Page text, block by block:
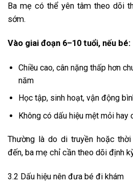
Ba mẹ có thể yên tâm theo dõi
sớm.
Vào giai đoạn 6–10 tuổi, nếu bé:
Chiều cao, cân nặng thấp hơn
năm
Học tập, sinh hoạt, vận động
Không có dấu hiệu mệt mỏi hay
Thường là do di truyền hoặc
đến, ba mẹ chỉ cần theo dõi định
3.2 Dấu hiệu nên đưa bé đi khám